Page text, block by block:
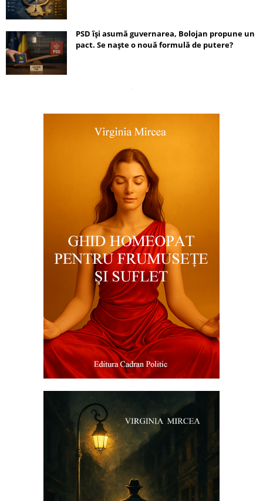
PSD își asumă guvernarea, Bolojan propune un
pact. Se naște o nouă formulă de putere?